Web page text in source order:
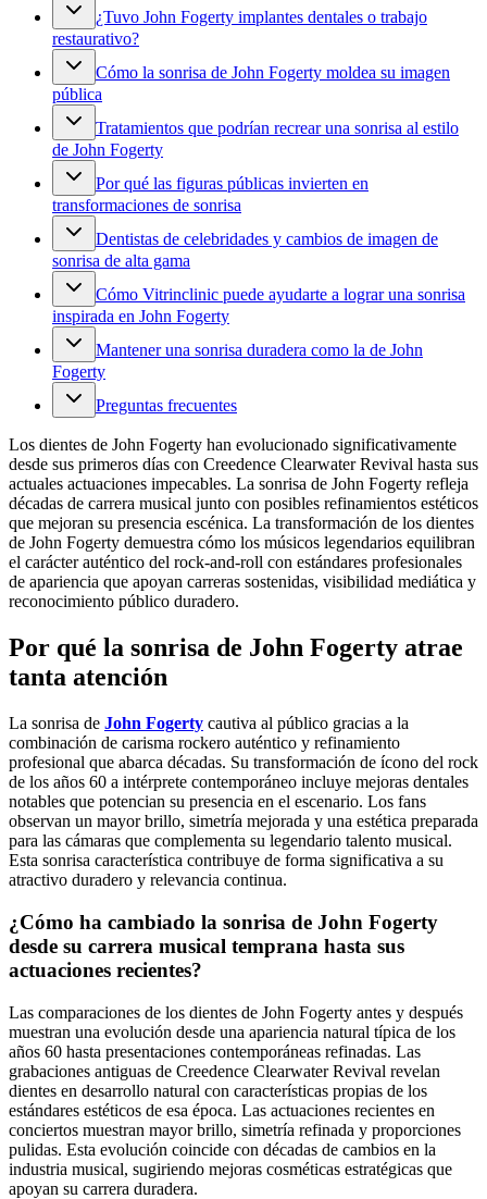
¿Tuvo John Fogerty implantes dentales o trabajo
restaurativo?
Cómo la sonrisa de John Fogerty moldea su imagen
pública
Tratamientos que podrían recrear una sonrisa al estilo
de John Fogerty
Por qué las figuras públicas invierten en
transformaciones de sonrisa
Dentistas de celebridades y cambios de imagen de
sonrisa de alta gama
Cómo Vitrinclinic puede ayudarte a lograr una sonrisa
inspirada en John Fogerty
Mantener una sonrisa duradera como la de John
Fogerty
Preguntas frecuentes
Los dientes de John Fogerty han evolucionado significativamente
desde sus primeros días con Creedence Clearwater Revival hasta sus
actuales actuaciones impecables. La sonrisa de John Fogerty refleja
décadas de carrera musical junto con posibles refinamientos estéticos
que mejoran su presencia escénica. La transformación de los dientes
de John Fogerty demuestra cómo los músicos legendarios equilibran
el carácter auténtico del rock-and-roll con estándares profesionales
de apariencia que apoyan carreras sostenidas, visibilidad mediática y
reconocimiento público duradero.
Por qué la sonrisa de John Fogerty atrae
tanta atención
La sonrisa de John Fogerty cautiva al público gracias a la
combinación de carisma rockero auténtico y refinamiento
profesional que abarca décadas. Su transformación de ícono del rock
de los años 60 a intérprete contemporáneo incluye mejoras dentales
notables que potencian su presencia en el escenario. Los fans
observan un mayor brillo, simetría mejorada y una estética preparada
para las cámaras que complementa su legendario talento musical.
Esta sonrisa característica contribuye de forma significativa a su
atractivo duradero y relevancia continua.
¿Cómo ha cambiado la sonrisa de John Fogerty
desde su carrera musical temprana hasta sus
actuaciones recientes?
Las comparaciones de los dientes de John Fogerty antes y después
muestran una evolución desde una apariencia natural típica de los
años 60 hasta presentaciones contemporáneas refinadas. Las
grabaciones antiguas de Creedence Clearwater Revival revelan
dientes en desarrollo natural con características propias de los
estándares estéticos de esa época. Las actuaciones recientes en
conciertos muestran mayor brillo, simetría refinada y proporciones
pulidas. Esta evolución coincide con décadas de cambios en la
industria musical, sugiriendo mejoras cosméticas estratégicas que
apoyan su carrera duradera.